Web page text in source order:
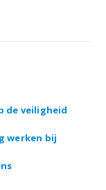
de veiligheid
werken bij